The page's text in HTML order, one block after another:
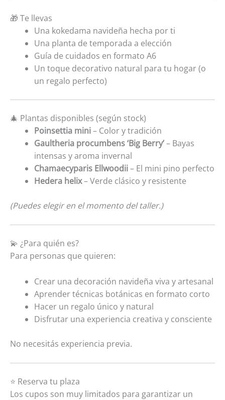
🎁 Te llevas
Una kokedama navideña hecha por ti
Una planta de temporada a elección
Guía de cuidados en formato A6
Un toque decorativo natural para tu hogar (o
un regalo perfecto)
🎄 Plantas disponibles (según stock)
Poinsettia mini– Color y tradición
Gaultheria procumbens ‘Big Berry’– Bayas
intensas y aroma invernal
Chamaecyparis Ellwoodii– El mini pino perfecto
Hedera helix– Verde clásico y resistente
(Puedes elegir en el momento del taller.)
💫 ¿Para quién es?
Para personas que quieren:
Crear una decoración navideña viva y artesanal
Aprender técnicas botánicas en formato corto
Hacer un regalo único y natural
Disfrutar una experiencia creativa y consciente
No necesitás experiencia previa.
⭐ Reserva tu plaza
Los cupos son muy limitados para garantizar un